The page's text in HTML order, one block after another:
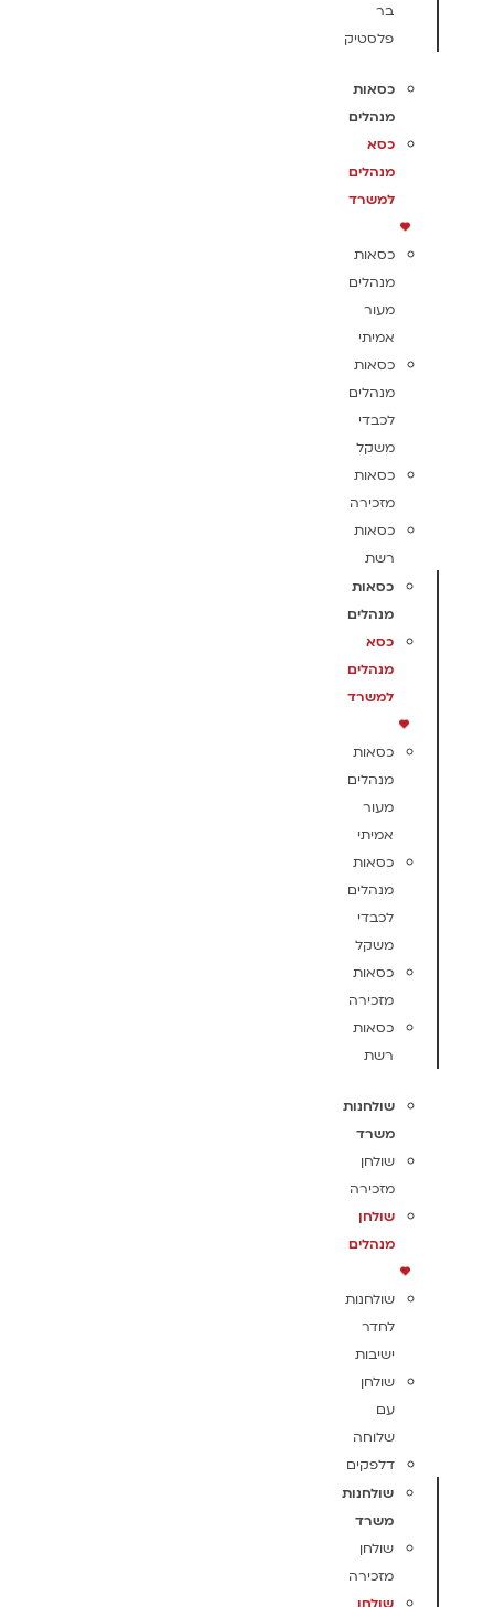
בר
פלסטיק
כסאות
מנהלים
כסא
מנהלים
למשרד
כסאות
מנהלים
מעור
אמיתי
כסאות
מנהלים
לכבדי
משקל
כסאות
מזכירה
כסאות
רשת
כסאות
מנהלים
כסא
מנהלים
למשרד
כסאות
מנהלים
מעור
אמיתי
כסאות
מנהלים
לכבדי
משקל
כסאות
מזכירה
כסאות
רשת
שולחנות
משרד
שולחן
מזכירה
שולחן
מנהלים
שולחנות
לחדר
ישיבות
שולחן
עם
שלוחה
דלפקים
שולחנות
משרד
שולחן
מזכירה